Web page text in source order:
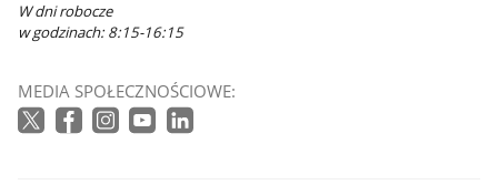
W dni robocze
w godzinach: 8:15-16:15
MEDIA SPOŁECZNOŚCIOWE: